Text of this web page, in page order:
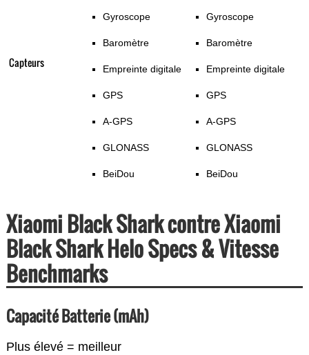
Capteurs
Gyroscope
Baromètre
Empreinte digitale
GPS
A-GPS
GLONASS
BeiDou
Gyroscope
Baromètre
Empreinte digitale
GPS
A-GPS
GLONASS
BeiDou
Xiaomi Black Shark contre Xiaomi
Black Shark Helo Specs & Vitesse
Benchmarks
Capacité Batterie (mAh)
Plus élevé = meilleur